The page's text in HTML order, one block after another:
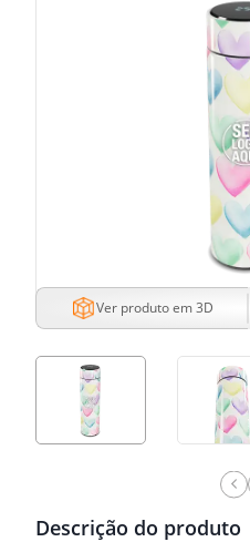
Ver produto em 3D
Descrição do produto